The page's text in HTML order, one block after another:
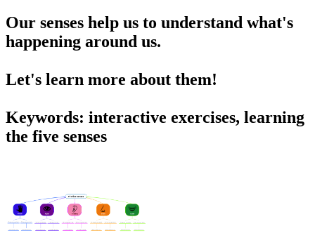
Our senses help us to understand what's
happening around us.
Let's learn more about them!
Keywords: interactive exercises, learning
the five senses